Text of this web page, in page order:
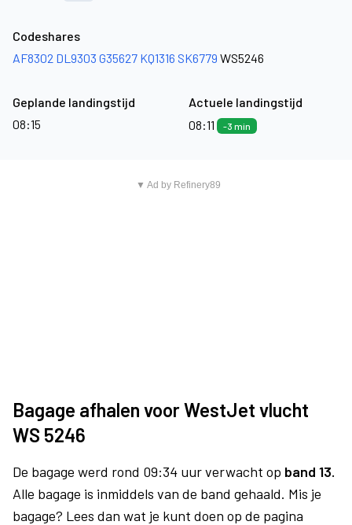
Codeshares
AF8302 DL9303 G35627 KQ1316 SK6779 WS5246
Geplande landingstijd
08:15
Actuele landingstijd
08:11
-3 min
▼ Ad by Refinery89
Bagage afhalen voor WestJet vlucht
WS 5246
De bagage werd rond 09:34 uur verwacht op band 13.
Alle bagage is inmiddels van de band gehaald. Mis je
bagage? Lees dan wat je kunt doen op de pagina